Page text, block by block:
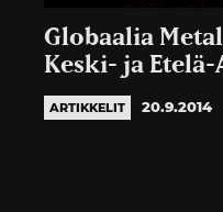
Globaalia
Keski- ja Etelä-
ARTIKKELIT 20.9.2014